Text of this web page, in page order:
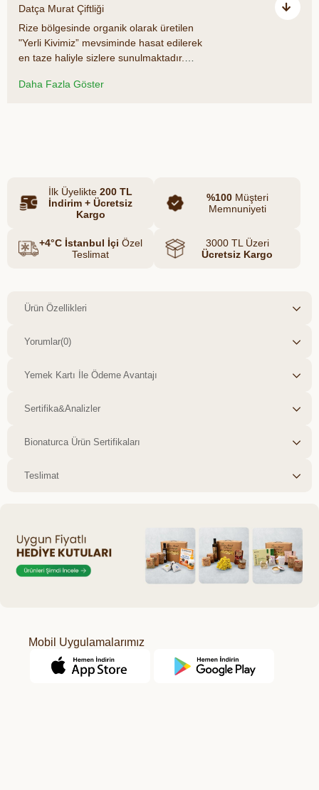
Datça Murat Çiftliği
Rize bölgesinde organik olarak üretilen
"Yerli Kivimiz” mevsiminde hasat edilerek
en taze haliyle sizlere sunulmaktadır.
ve C vitamini bakımından da oldukça
butik üreticilerimizle birlikte sizlere kolay
ulaşılabilir sağlıklı gıda zinciri
oluşturmaktan mutluluk duyarız. Menşei:
Türkiye / Rize / Yerli Üretim "İlgili yasa ve
yönetmelikler gereği ürünleri ile ilgili,
Daha Fazla Göster
İlk Üyelikte 200 TL
İndirim + Ücretsiz
Kargo
%100Müşteri
Memnuniyeti
+4°C İstanbul İçi Özel
Teslimat
3000 TL Üzeri
Ücretsiz Kargo
Ürün Özellikleri
Yorumlar(0)
Yemek Kartı İle Ödeme Avantajı
Sertifika&Analizler
Bionaturca Ürün Sertifikaları
Teslimat
Mobil Uygulamalarımız